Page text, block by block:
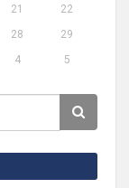
21
22
28
29
4 5